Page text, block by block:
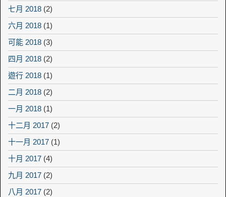
七月 2018 (2)
六月 2018 (1)
可能 2018 (3)
四月 2018 (2)
遊行 2018 (1)
二月 2018 (2)
一月 2018 (1)
十二月 2017 (2)
十一月 2017 (1)
十月 2017 (4)
九月 2017 (2)
八月 2017 (2)